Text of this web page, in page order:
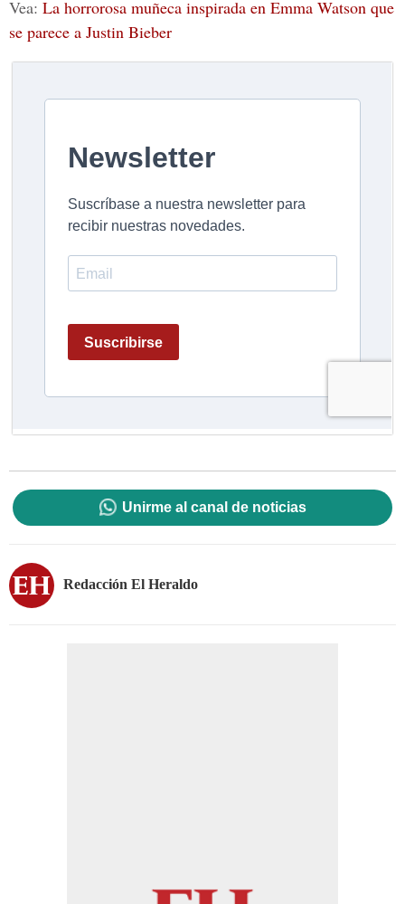
Vea: La horrorosa muñeca inspirada en Emma Watson que
se parece a Justin Bieber
Unirme al canal de noticias
Redacción El Heraldo